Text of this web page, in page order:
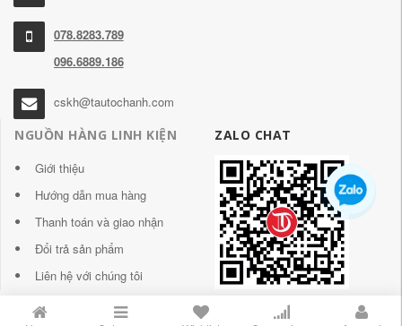
078.8283.789
096.6889.186
cskh@tautochanh.com
NGUỒN HÀNG LINH KIỆN
Giới thiệu
Hướng dẫn mua hàng
Thanh toán và giao nhận
Đổi trả sản phẩm
Liên hệ với chúng tôi
ZALO CHAT